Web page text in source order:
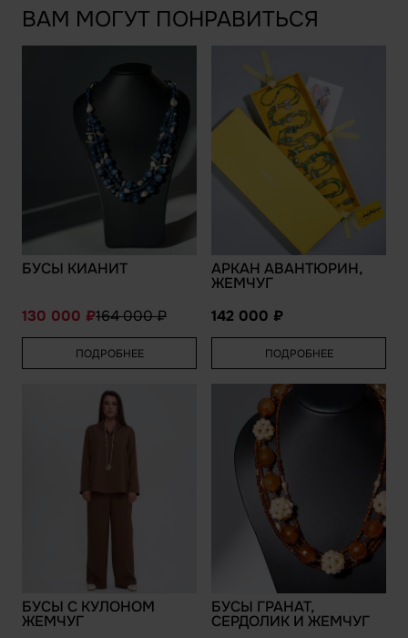
ВАМ МОГУТ ПОНРАВИТЬСЯ
БУСЫ КИАНИТ
130 000 164 000
ПОДРОБНЕЕ
АРКАН АВАНТЮРИН,
ЖЕМЧУГ
142 000
ПОДРОБНЕЕ
БУСЫ С КУЛОНОМ
ЖЕМЧУГ
БУСЫ ГРАНАТ,
СЕРДОЛИК И ЖЕМЧУГ